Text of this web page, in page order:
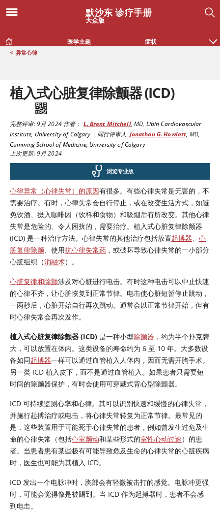
默沙东 诊疗手册
大众版
医学主题 症状
< 异常心律
植入式心脏复律除颤器 (ICD)
完整评审:9月 2024作者： L. Brent Mitchell,MD, Libin Cardiovascular
Institute, University of Calgary | 同行评审人 Jonathan G. Howlett, MD,
Cumming School of Medicine, University of Calgary
上次更新: 9月 2024
浏览专业版
心律异常（心律失常）的原因有很多。有些心律失常是无害的，不
需要治疗。有时，心律失常会自行停止，或在改变生活方式，如避
免饮酒、摄入咖啡因 （饮料和食物）和吸烟后有所改变。其他心律
失常是危险的、令人困扰的，需要治疗。植入式心脏复律除颤器
(ICD) 是一种治疗方法。心律失常的其他治疗包括放置起搏器、 心
脏复律除颤、使用抗心律失常药 ，或破坏导致心律失常的一小部分
心脏组织（消融术）。
心脏复律和除颤涉及对心脏进行电击。有时这种电击可以中止快速
的心律不齐，让心脏恢复到正常节律。电击使心脏短暂停止跳动，
一两秒后，心脏开始自行再次跳动。通常会以正常节律开始，但有
时心律失常会再次发作。
植入式心脏复律除颤器 (ICD) 是一种小型除颤器 ，约为半个扑克牌
大，可以放置在体内。这类设备的寿命约为 6 至 10 年。大多数设
备如同起搏器一样可以通过血管植入人体内，因而无需开胸手术。
另一类 ICD 植入皮下，而不是通过血管植入。如果患者只需要短
时间的除颤器保护，有时会使用可穿戴式背心型除颤器。
ICD 可持续监测心率和心律。其可以识别快速和缓慢的心律失常，
并施行起搏治疗或电击，将心律失常转复为正常节律。最常见的
是，这些装置用于可能死于心律失常的患者，例如曾发生过危及生
命的心律失常（包括心室颤动和某些形式的室性心动过速）的患
者。当患者患有某些极有可能导致危及生命的心律失常的心脏疾病
时，医生也可能为其植入 ICD。
ICD 发出一个电脉冲时，胸部会有轻微被击打的感觉。电脉冲更强
时，可能会觉得像是被踢到。当 ICD 作为起搏器时，患者不会感
到电击。